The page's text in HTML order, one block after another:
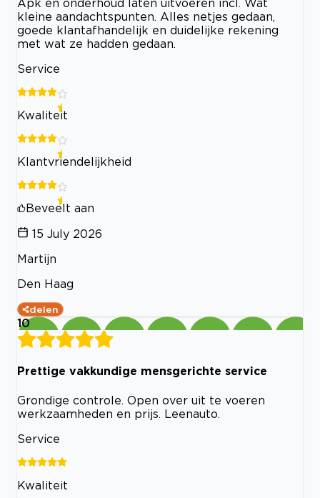
Apk en onderhoud laten uitvoeren incl. Wat
kleine aandachtspunten. Alles netjes gedaan,
goede klantafhandelijk en duidelijke rekening
met wat ze hadden gedaan.
Service
Kwaliteit
Klantvriendelijkheid
Beveelt aan
15 July 2026
Martijn
Den Haag
delen
10
Prettige vakkundige mensgerichte service
Grondige controle. Open over uit te voeren
werkzaamheden en prijs. Leenauto.
Service
Kwaliteit